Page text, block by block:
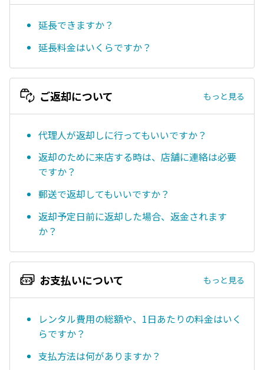
延長できますか？
延長料金はいくらですか？
ご返却について もっと見る
代理人が返却しに行ってもいいですか？
返却のために来店する時は、店舗に連絡は必要
ですか？
郵送で返却してもいいですか？
返却予定日前に返却した場合、返金されます
か？
お支払いについて もっと見る
レンタル費用の総額や、1日あたりの料金はいく
らですか？
支払方法は何がありますか？